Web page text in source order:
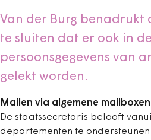
Van der Burg
te sluiten dat er ook in
persoonsgegevens van
gelekt worden.
Mailen via algemene mailboxen
De staatssecretaris belooft
departementen te